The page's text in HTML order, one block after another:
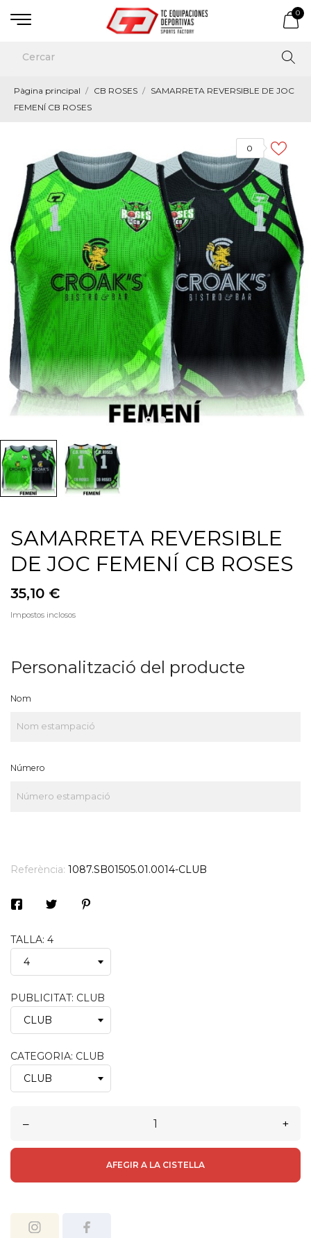
0
Pàgina principal CB ROSES
SAMARRETA REVERSIBLE DE JOC
FEMENÍ CB ROSES
0
SAMARRETA REVERSIBLE
DE JOC FEMENÍ CB ROSES
35,10 €
Impostos inclosos
Personalització del producte
Nom
Número
Referència: 1087.SB01505.01.0014-CLUB
TALLA: 4
PUBLICITAT: CLUB
CATEGORIA: CLUB
– +
AFEGIR A LA CISTELLA